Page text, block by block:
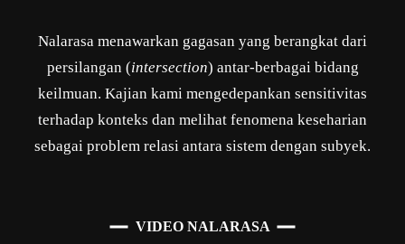
Nalarasa menawarkan gagasan yang berangkat dari
persilangan (intersection) antar-berbagai bidang
keilmuan. Kajian kami mengedepankan sensitivitas
terhadap konteks dan melihat fenomena keseharian
sebagai problem relasi antara sistem dengan subyek.
VIDEO NALARASA